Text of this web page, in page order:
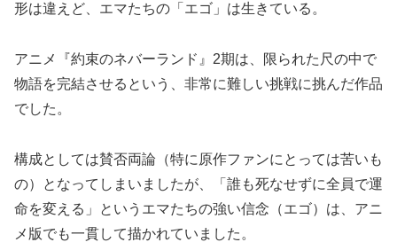
形は違えど、エマたちの「エゴ」は生きている。
アニメ『約束のネバーランド』2期は、限られた尺の中で
物語を完結させるという、非常に難しい挑戦に挑んだ作品
でした。
構成としては賛否両論（特に原作ファンにとっては苦いも
の）となってしまいましたが、「誰も死なせずに全員で運
命を変える」というエマたちの強い信念（エゴ）は、アニ
メ版でも一貫して描かれていました。